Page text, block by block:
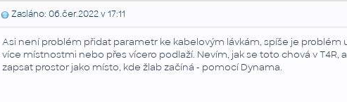
Zasláno: 06.čer.2022 v 17:11
Asi není problém přidat parametr ke kabelovým lávkám, spíše je
více místnostmi nebo přes vícero podlaží. Nevím, jak se toto chová v T4R,
zapsat prostor jako místo, kde žlab začíná - pomocí Dynama.